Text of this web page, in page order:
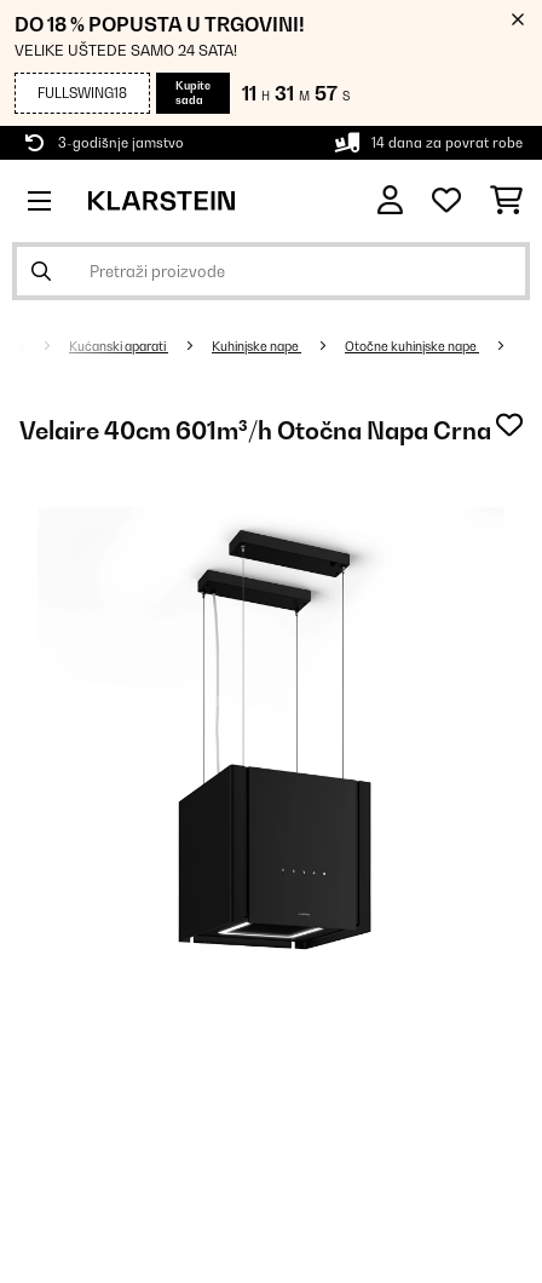
DO 18 % POPUSTA U TRGOVINI!
VELIKE UŠTEDE SAMO 24 SATA!
FULLSWING18
Kupite
sada
11 H 31 M 57 S
3-godišnje jamstvo 14 dana za povrat robe
Kućanski aparati Kuhinjske nape Otočne kuhinjske nape
Velaire 40cm 601m³/h Otočna Napa Crna